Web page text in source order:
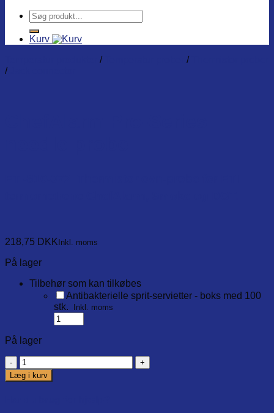
Søg
efter:
Kurv
/ /
/
218,75 DKK Inkl. moms
På lager
Tilbehør som kan tilkøbes
Antibakterielle sprit-servietter - boks med 100
stk.
Inkl. moms
På lager
ChefAlarm
Pro-
Series
Læg i kurv